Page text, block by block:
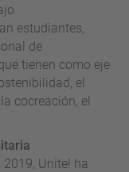
estudiantes,
de
tienen como eje
el
cocreación, el
Unite! ha